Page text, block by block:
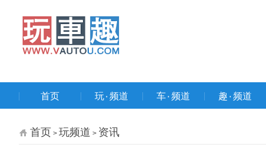
首页 玩۰频道 车۰频道 趣۰频道
首页 > 玩频道 > 资讯